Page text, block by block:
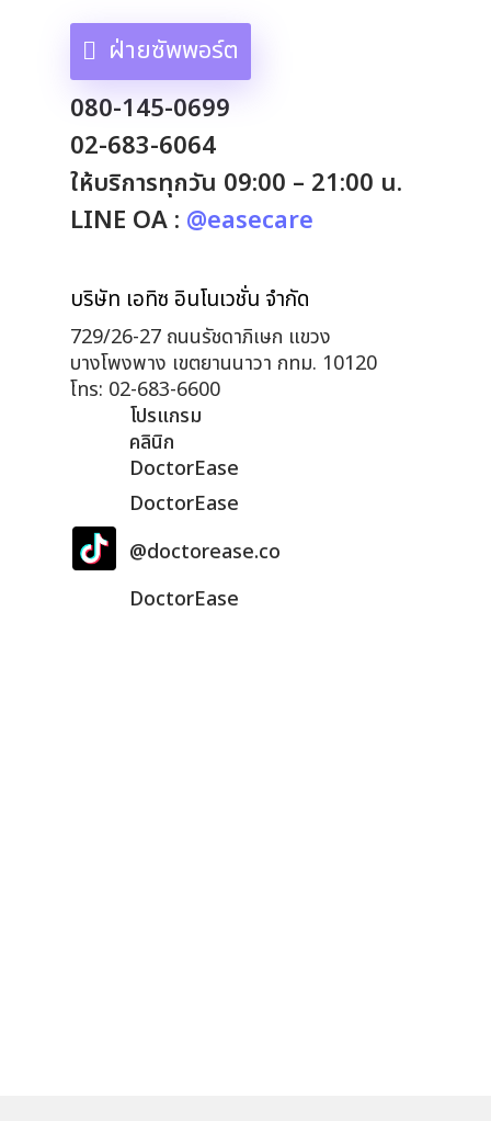
ฝ่ายซัพพอร์ต
080-145-0699
02-683-6064
ให้บริการทุกวัน 09:00 – 21:00 น.
LINE OA : @easecare
บริษัท เอทิซ อินโนเวชั่น จำกัด
729/26-27 ถนนรัชดาภิเษก แขวง
บางโพงพาง เขตยานนาวา กทม. 10120
โทร: 02-683-6600
โปรแกรม
คลินิก
DoctorEase
DoctorEase
@doctorease.co
DoctorEase